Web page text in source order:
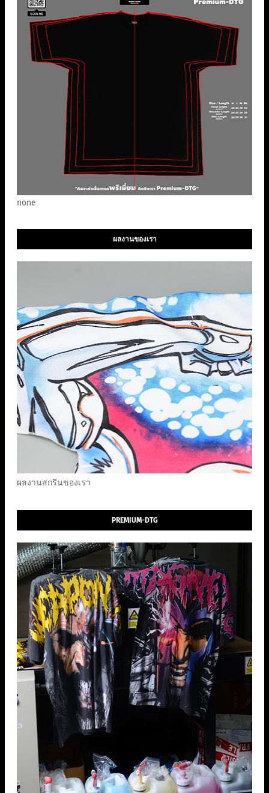
none
ผลงานของเรา
ผลงานสกรีนของเรา
PREMIUM-DTG